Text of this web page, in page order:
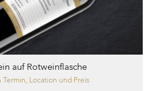
auf Rotweinflasche
Termin, Location und Preis